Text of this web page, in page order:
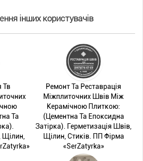
інших користувачів
Тв
Та
Щілин,
Ремонт Та Реставрація
Міжплиточних Швів Між
Керамічною Плиткою:
(Цементна Та Епоксидна
Затірка). Герметизація Швів,
Щілин, Стиків. ПП Фірма
«SerZatyrka»